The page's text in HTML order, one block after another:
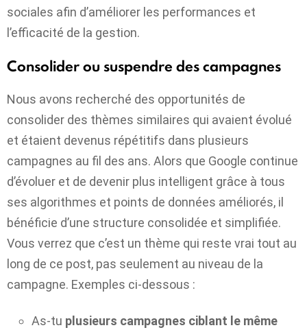
sociales afin d’améliorer les performances et
l’efficacité de la gestion.
Consolider ou suspendre des campagnes
Nous avons recherché des opportunités de
consolider des thèmes similaires qui avaient évolué
et étaient devenus répétitifs dans plusieurs
campagnes au fil des ans. Alors que Google continue
d’évoluer et de devenir plus intelligent grâce à tous
ses algorithmes et points de données améliorés, il
bénéficie d’une structure consolidée et simplifiée.
Vous verrez que c’est un thème qui reste vrai tout au
long de ce post, pas seulement au niveau de la
campagne. Exemples ci-dessous :
As-tu plusieurs campagnes ciblant le même